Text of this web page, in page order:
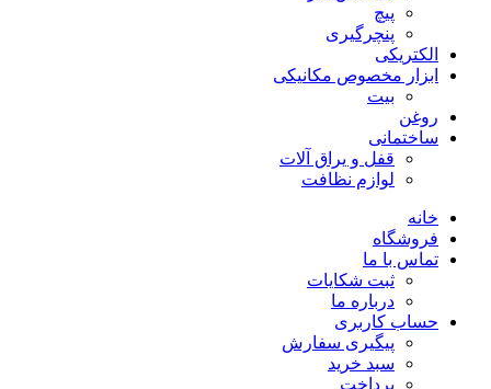
پیچ
پنچرگیری
الکتریکی
ابزار مخصوص مکانیکی
بیت
روغن
ساختمانی
قفل و یراق آلات
لوازم نظافت
خانه
فروشگاه
تماس با ما
ثبت شکایات
درباره ما
حساب کاربری
پیگیری سفارش
سبد خرید
پرداخت